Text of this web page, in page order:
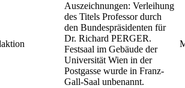
Auszeichnungen: Verleihung
des Titels Professor durch
den Bundespräsidenten für
Dr. Richard PERGER.
Festsaal im Gebäude der
Universität Wien in der
Postgasse wurde in Franz-
Gall-Saal unbenannt.